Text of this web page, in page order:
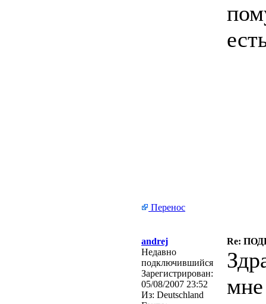
Перенос
andrej
Re:
Недавно
подключившийся
Зарегистрирован:
05/08/2007 23:52
Из: Deutschland
мне